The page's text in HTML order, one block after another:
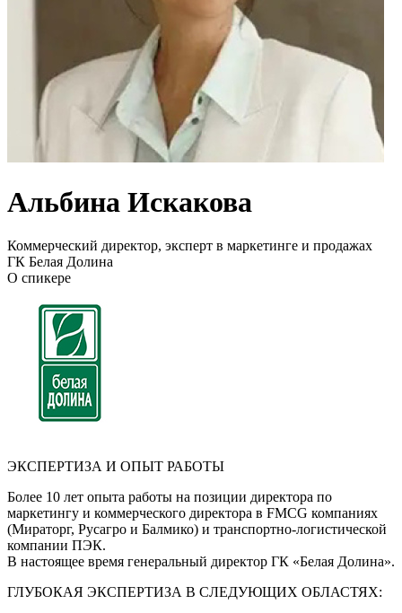
Альбина Искакова
Коммерческий директор, эксперт в маркетинге и продажах
ГК Белая Долина
О спикере
ЭКСПЕРТИЗА И ОПЫТ РАБОТЫ
Более 10 лет опыта работы на позиции директора по
маркетингу и коммерческого директора в FMCG компаниях
(Мираторг, Русагро и Балмико) и транспортно-логистической
компании ПЭК.
В настоящее время генеральный директор ГК «Белая Долина».‌
ГЛУБОКАЯ ЭКСПЕРТИЗА В СЛЕДУЮЩИХ ОБЛАСТЯХ: